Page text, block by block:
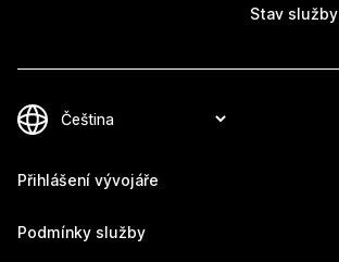
Stav služby
Přihlášení vývojáře
Podmínky služby